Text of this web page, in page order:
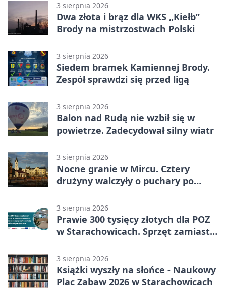
3 sierpnia 2026
Dwa złota i brąz dla WKS „Kiełb”
Brody na mistrzostwach Polski
3 sierpnia 2026
Siedem bramek Kamiennej Brody.
Zespół sprawdzi się przed ligą
3 sierpnia 2026
Balon nad Rudą nie wzbił się w
powietrze. Zadecydował silny wiatr
3 sierpnia 2026
Nocne granie w Mircu. Cztery
drużyny walczyły o puchary po
3 sierpnia 2026
Prawie 300 tysięcy złotych dla POZ
w Starachowicach. Sprzęt zamiast
3 sierpnia 2026
Książki wyszły na słońce - Naukowy
Plac Zabaw 2026 w Starachowicach